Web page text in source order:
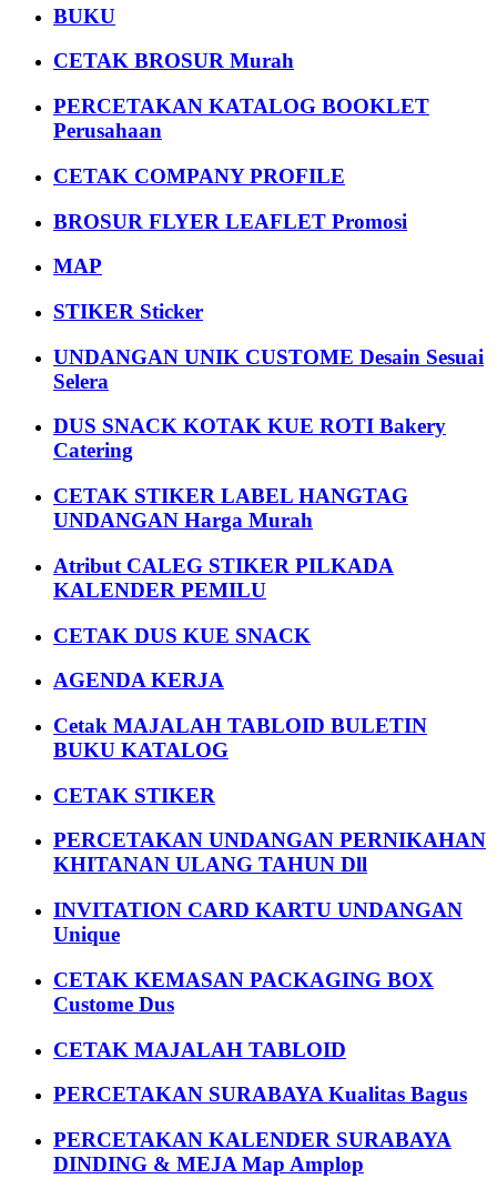
BUKU
CETAK BROSUR Murah
PERCETAKAN KATALOG BOOKLET
Perusahaan
CETAK COMPANY PROFILE
BROSUR FLYER LEAFLET Promosi
MAP
STIKER Sticker
UNDANGAN UNIK CUSTOME Desain Sesuai
Selera
DUS SNACK KOTAK KUE ROTI Bakery
Catering
CETAK STIKER LABEL HANGTAG
UNDANGAN Harga Murah
Atribut CALEG STIKER PILKADA
KALENDER PEMILU
CETAK DUS KUE SNACK
AGENDA KERJA
Cetak MAJALAH TABLOID BULETIN
BUKU KATALOG
CETAK STIKER
PERCETAKAN UNDANGAN PERNIKAHAN
KHITANAN ULANG TAHUN Dll
INVITATION CARD KARTU UNDANGAN
Unique
CETAK KEMASAN PACKAGING BOX
Custome Dus
CETAK MAJALAH TABLOID
PERCETAKAN SURABAYA Kualitas Bagus
PERCETAKAN KALENDER SURABAYA
DINDING & MEJA Map Amplop